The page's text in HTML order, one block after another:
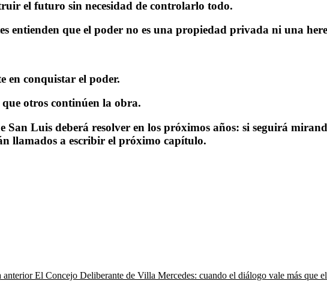
el futuro sin necesidad de controlarlo todo.
entienden que el poder no es una propiedad privada ni una
en conquistar el poder.
otros continúen la obra.
San Luis deberá resolver en los próximos años: si seguirá
llamados a escribir el próximo capítulo.
anterior El Concejo Deliberante de Villa Mercedes: cuando el diálogo vale más que